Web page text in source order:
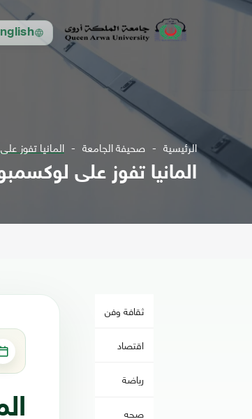
الرئيسية صحيفة الجامعة المانيا تفوز
المانيا تفوز على
ثقافة وفن
اقتصاد
رياضة
صحه